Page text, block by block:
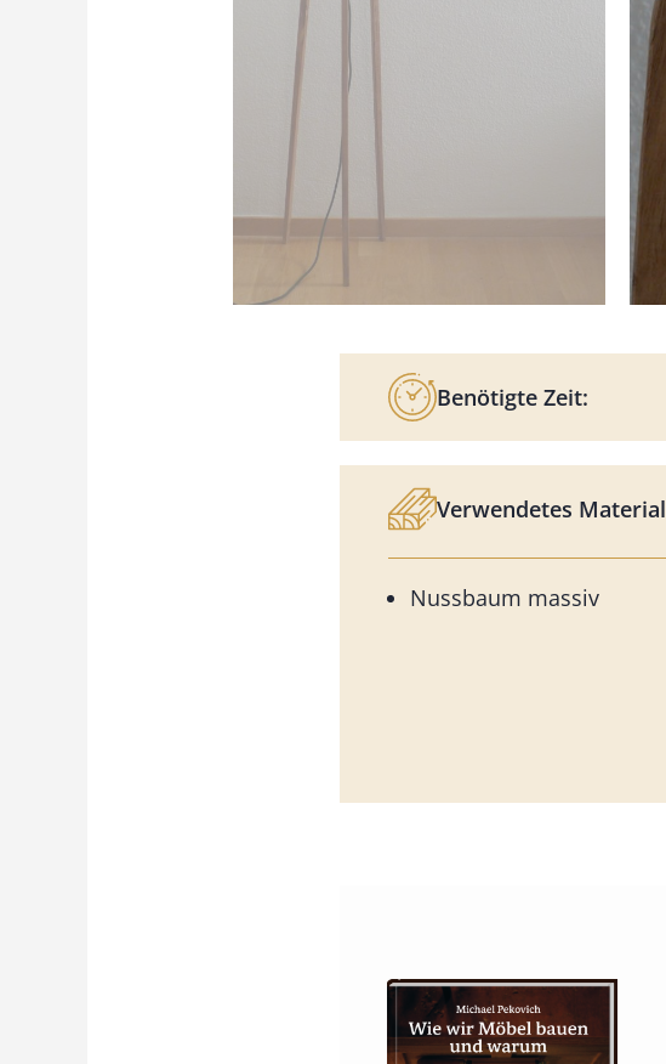
Benötigte Zeit:
Verwendetes Material
Nussbaum massiv